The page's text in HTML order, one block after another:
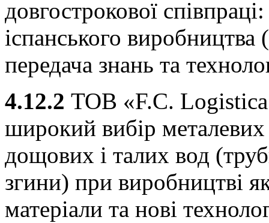
довгострокової
іспанського
передача знань та
4.12.2 ТОВ «F.C.
широкий вибір металевих
дощових і талих вод
згини) при виробництві
матеріали та нові